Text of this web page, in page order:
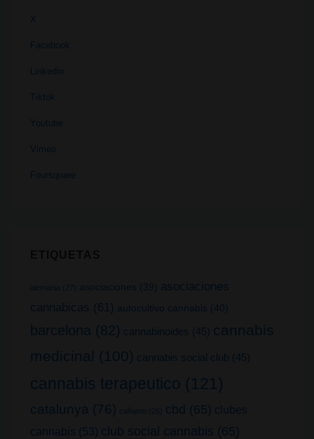
X
Facebook
Linkedin
Tiktok
Youtube
Vimeo
Foursquare
alemania (27) asociaciones (39)
asociaciones
cannabicas (61) autocultivo cannabis (40)
barcelona (82) cannabinoides (45) cannabis
medicinal (100) cannabis social club (45)
cannabis terapeutico (121)
catalunya (76) cañamo (26) cbd (65) clubes
cannabis (53) club social cannabis (65)